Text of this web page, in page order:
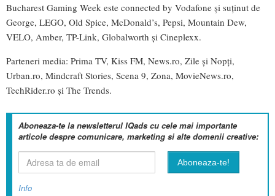
Bucharest Gaming Week este connected by Vodafone și suținut de
George, LEGO, Old Spice, McDonald’s, Pepsi, Mountain Dew,
VELO, Amber, TP-Link, Globalworth și Cineplexx.
Parteneri media: Prima TV, Kiss FM, News.ro, Zile și Nopți,
Urban.ro, Mindcraft Stories, Scena 9, Zona, MovieNews.ro,
TechRider.ro și The Trends.
Aboneaza-te la newsletterul IQads cu cele mai importante
articole despre comunicare, marketing si alte domenii creative:
Info